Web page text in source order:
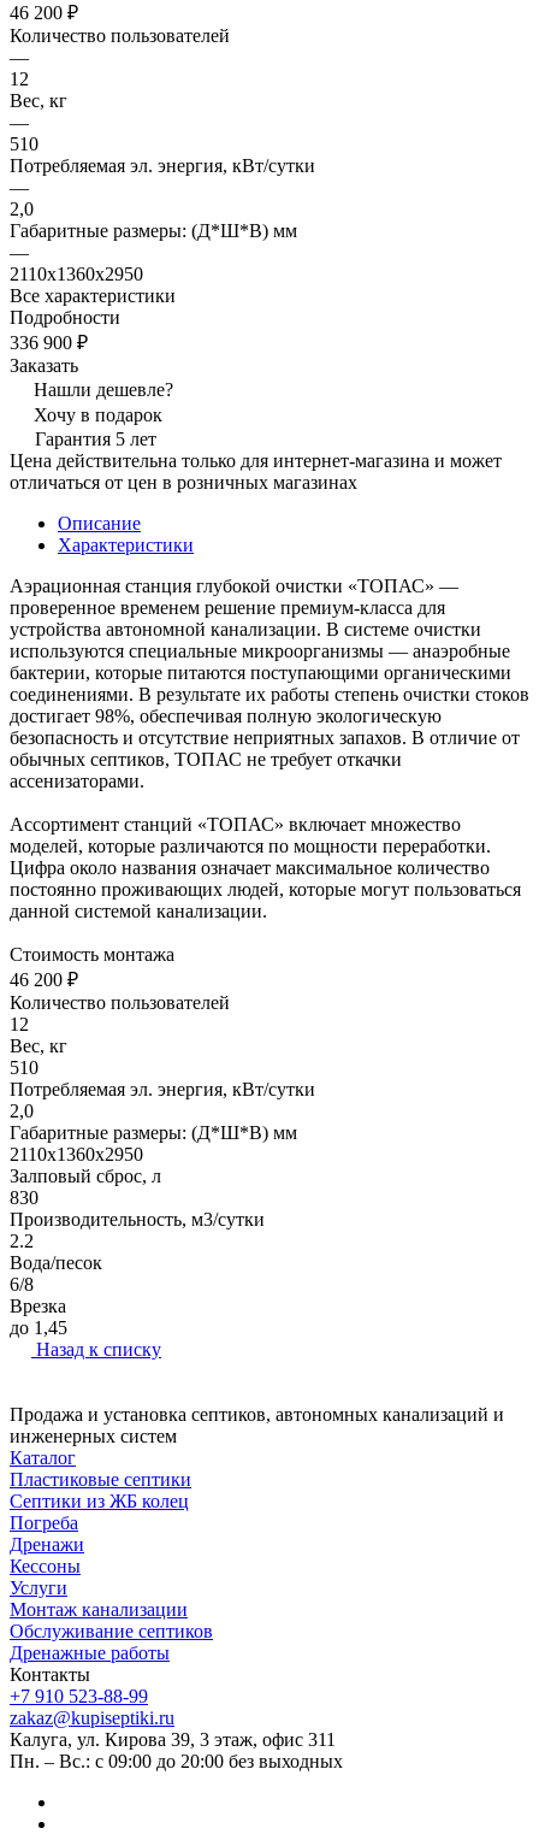
46 200 ₽
Количество пользователей
—
12
Вес, кг
—
510
Потребляемая эл. энергия, кВт/сутки
—
2,0
Габаритные размеры: (Д*Ш*В) мм
—
2110х1360х2950
Все характеристики
Подробности
336 900 ₽
Заказать
Нашли дешевле?
Хочу в подарок
Гарантия 5 лет
Цена действительна только для интернет-магазина и может
отличаться от цен в розничных магазинах
Описание
Характеристики
Аэрационная станция глубокой очистки «ТОПАС» —
проверенное временем решение премиум-класса для
устройства автономной канализации. В системе очистки
используются специальные микроорганизмы — анаэробные
бактерии, которые питаются поступающими органическими
соединениями. В результате их работы степень очистки стоков
достигает 98%, обеспечивая полную экологическую
безопасность и отсутствие неприятных запахов. В отличие от
обычных септиков, ТОПАС не требует откачки
ассенизаторами.
Ассортимент станций «ТОПАС» включает множество
моделей, которые различаются по мощности переработки.
Цифра около названия означает максимальное количество
постоянно проживающих людей, которые могут пользоваться
данной системой канализации.
Стоимость монтажа
46 200 ₽
Количество пользователей
12
Вес, кг
510
Потребляемая эл. энергия, кВт/сутки
2,0
Габаритные размеры: (Д*Ш*В) мм
2110х1360х2950
Залповый сброс, л
830
Производительность, м3/сутки
2.2
Вода/песок
6/8
Врезка
до 1,45
Назад к списку
Продажа и установка септиков, автономных канализаций и
инженерных систем
Каталог
Пластиковые септики
Септики из ЖБ колец
Погреба
Дренажи
Кессоны
Услуги
Монтаж канализации
Обслуживание септиков
Дренажные работы
Контакты
+7 910 523-88-99
zakaz@kupiseptiki.ru
Калуга, ул. Кирова 39, 3 этаж, офис 311
Пн. – Вс.: с 09:00 до 20:00 без выходных